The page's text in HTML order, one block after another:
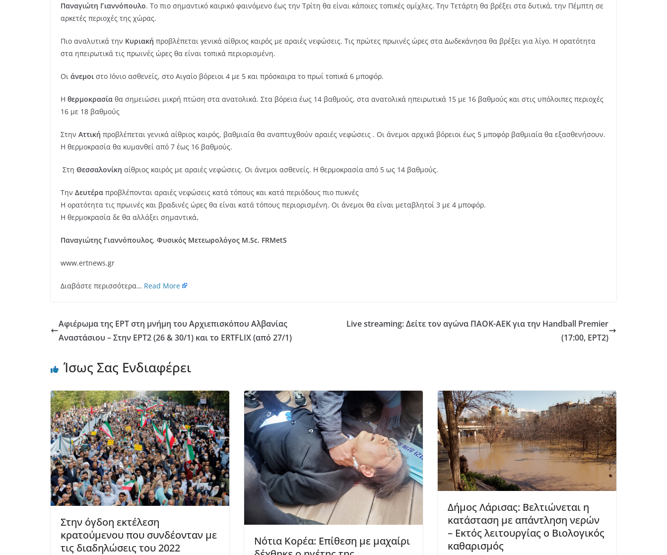
Παναγιώτη Γιαννόπουλο. Το πιο σημαντικό καιρικό φαινόμενο έως την Τρίτη θα είναι κάποιες τοπικές ομίχλες. Την Τετάρτη θα βρέξει στα δυτικά, την Πέμπτη σε
αρκετές περιοχές της χώρας.
Πιο αναλυτικά την Κυριακή προβλέπεται γενικά αίθριος καιρός με αραιές νεφώσεις. Τις πρώτες πρωινές ώρες στα Δωδεκάνησα θα βρέξει για λίγο. Η ορατότητα
στα ηπειρωτικά τις πρωινές ώρες θα είναι τοπικά περιορισμένη.
Οι άνεμοι στο Ιόνιο ασθενείς, στο Αιγαίο βόρειοι 4 με 5 και πρόσκαιρα το πρωί τοπικά 6 μποφόρ.
Η θερμοκρασία θα σημειώσει μικρή πτώση στα ανατολικά. Στα βόρεια έως 14 βαθμούς, στα ανατολικά ηπειρωτικά 15 με 16 βαθμούς και στις υπόλοιπες περιοχές
16 με 18 βαθμούς
Στην Αττική προβλέπεται γενικά αίθριος καιρός, βαθμιαία θα αναπτυχθούν αραιές νεφώσεις . Οι άνεμοι αρχικά βόρειοι έως 5 μποφόρ βαθμιαία θα εξασθενήσουν.
Η θερμοκρασία θα κυμανθεί από 7 έως 16 βαθμούς.
Στη Θεσσαλονίκη αίθριος καιρός με αραιές νεφώσεις. Οι άνεμοι ασθενείς. Η θερμοκρασία από 5 ως 14 βαθμούς.
Την Δευτέρα προβλέπονται αραιές νεφώσεις κατά τόπους και κατά περιόδους πιο πυκνές
Η ορατότητα τις πρωινές και βραδινές ώρες θα είναι κατά τόπους περιορισμένη. Οι άνεμοι θα είναι μεταβλητοί 3 με 4 μποφόρ.
Η θερμοκρασία δε θα αλλάξει σημαντικά.
Παναγιώτης Γιαννόπουλος, Φυσικός Μετεωρολόγος Μ.Sc. FRMetS
www.ertnews.gr
Διαβάστε περισσότερα… Read More
Αφιέρωμα της ΕΡΤ στη μνήμη του Αρχιεπισκόπου Αλβανίας
Αναστάσιου – Στην ΕΡΤ2 (26 & 30/1) και το ERTFLIX (από 27/1)
Live streaming: Δείτε τον αγώνα ΠΑΟΚ-ΑΕΚ για την Ηandball Premier
(17:00, EΡΤ2)
Ίσως Σας Ενδιαφέρει
Στην όγδοη εκτέλεση
κρατούμενου που συνδέονταν με
τις διαδηλώσεις του 2022
Νότια Κορέα: Επίθεση με μαχαίρι
Δήμος Λάρισας: Βελτιώνεται η
κατάσταση με απάντληση νερών
– Εκτός λειτουργίας ο Βιολογικός
καθαρισμός